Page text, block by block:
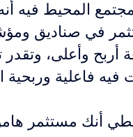
المحيط فيه
في صناديق
أربح وأعلى،
فيه فاعلية
أنك مستثمر